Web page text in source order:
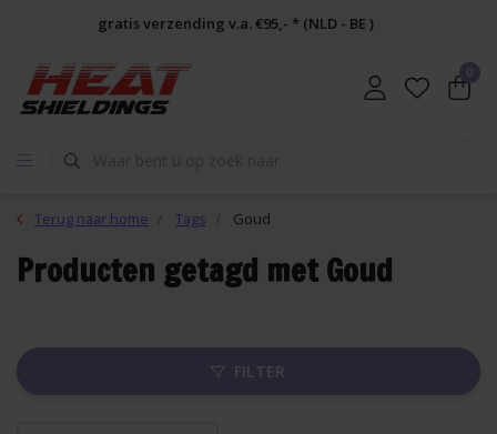
gratis verzending v.a. €95,- * (NLD - BE )
0
Terug naar home Tags Goud
Producten getagd met Goud
FILTER